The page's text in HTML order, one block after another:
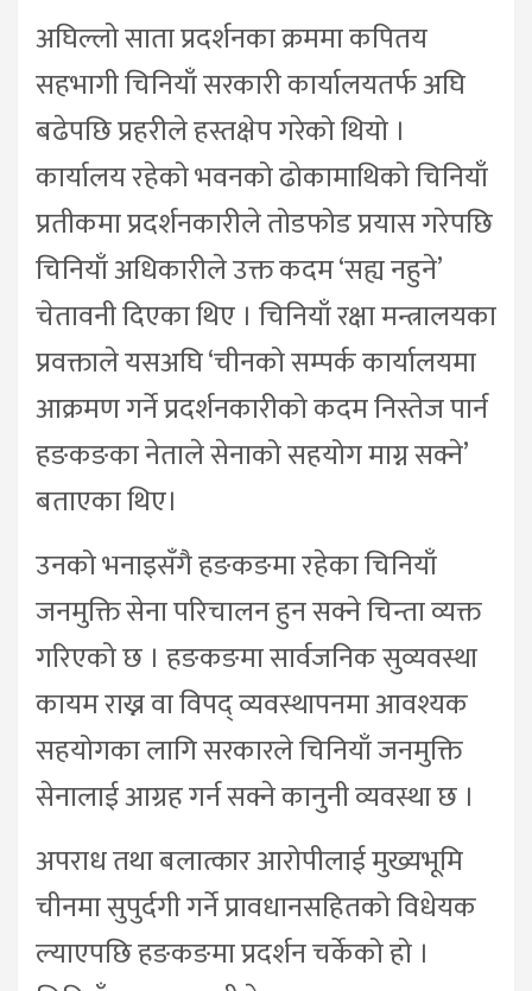
अघिल्लो साता प्रदर्शनका क्रममा कपितय
सहभागी चिनियाँ सरकारी कार्यालयतर्फ अघि
बढेपछि प्रहरीले हस्तक्षेप गरेको थियो ।
कार्यालय रहेको भवनको ढोकामाथिको चिनियाँ
प्रतीकमा प्रदर्शनकारीले तोडफोड प्रयास गरेपछि
चिनियाँ अधिकारीले उक्त कदम ‘सह्य नहुने’
चेतावनी दिएका थिए । चिनियाँ रक्षा मन्त्रालयका
प्रवक्ताले यसअघि ‘चीनको सम्पर्क कार्यालयमा
आक्रमण गर्ने प्रदर्शनकारीको कदम निस्तेज पार्न
हङकङका नेताले सेनाको सहयोग माग्न सक्ने’
बताएका थिए।
उनको भनाइसँगै हङकङमा रहेका चिनियाँ
जनमुक्ति सेना परिचालन हुन सक्ने चिन्ता व्यक्त
गरिएको छ । हङकङमा सार्वजनिक सुव्यवस्था
कायम राख्न वा विपद् व्यवस्थापनमा आवश्यक
सहयोगका लागि सरकारले चिनियाँ जनमुक्ति
सेनालाई आग्रह गर्न सक्ने कानुनी व्यवस्था छ ।
अपराध तथा बलात्कार आरोपीलाई मुख्यभूमि
चीनमा सुपुर्दगी गर्ने प्रावधानसहितको विधेयक
ल्याएपछि हङकङमा प्रदर्शन चर्केको हो ।